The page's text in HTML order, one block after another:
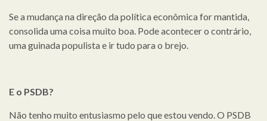
Se a mudança na direção da política econômica for mantida,
consolida uma coisa muito boa. Pode acontecer o contrário,
uma guinada populista e ir tudo para o brejo.
E o PSDB?
Não tenho muito entusiasmo pelo que estou vendo. O PSDB